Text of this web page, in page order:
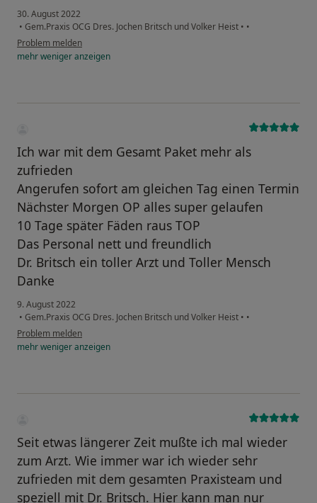
30. August 2022
• Gem.Praxis OCG Dres. Jochen Britsch und Volker Heist • •
Problem melden
mehrwenigeranzeigen
Ich war mit dem Gesamt Paket mehr als
zufrieden
Angerufen sofort am gleichen Tag einen Termin
Nächster Morgen OP alles super gelaufen
10 Tage später Fäden raus TOP
Das Personal nett und freundlich
Dr. Britsch ein toller Arzt und Toller Mensch
Danke
9. August 2022
• Gem.Praxis OCG Dres. Jochen Britsch und Volker Heist • •
Problem melden
mehrwenigeranzeigen
Seit etwas längerer Zeit mußte ich mal wieder
zum Arzt. Wie immer war ich wieder sehr
zufrieden mit dem gesamten Praxisteam und
speziell mit Dr. Britsch. Hier kann man nur